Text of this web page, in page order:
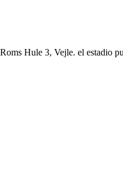
Hule 3, Vejle. el estadio